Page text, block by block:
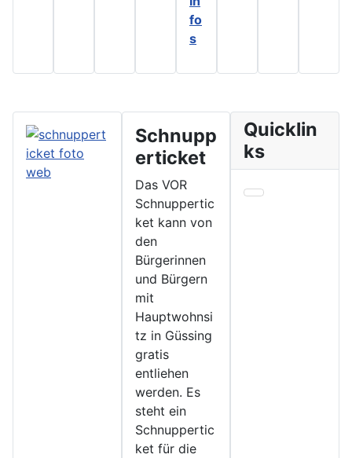
fo
s
Schnupp
erticket
Das VOR
Schnuppertic
ket kann von
den
Bürgerinnen
und Bürgern
mit
Hauptwohnsi
tz in Güssing
gratis
entliehen
werden. Es
steht ein
Schnuppertic
ket für die
Quicklin
ks